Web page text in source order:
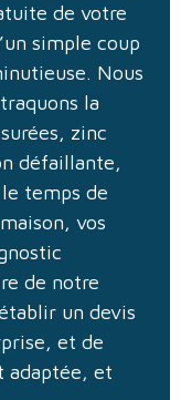
de votre
simple coup
Nous
la
zinc
défaillante,
temps de
vos
de notre
un devis
et de
adaptée, et